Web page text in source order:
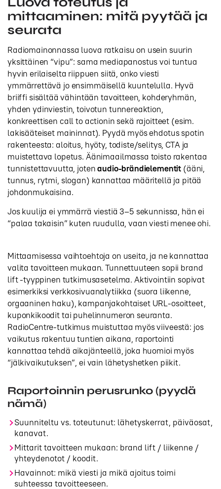
mittaaminen: mitä pyytää ja
seurata
Radiomainonnassa luova ratkaisu on usein suurin
yksittäinen “vipu”: sama mediapanostus voi tuntua
hyvin erilaiselta riippuen siitä, onko viesti
ymmärrettävä jo ensimmäisellä kuuntelulla. Hyvä
briiffi sisältää vähintään tavoitteen, kohderyhmän,
yhden ydinviestin, toivotun tunnereaktion,
konkreettisen call to actionin sekä rajoitteet (esim.
lakisääteiset maininnat). Pyydä myös ehdotus spotin
rakenteesta: aloitus, hyöty, todiste/selitys, CTA ja
muistettava lopetus. Äänimaailmassa toisto rakentaa
tunnistettavuutta, jotenaudio-brändielementit (ääni,
tunnus, rytmi, slogan) kannattaa määritellä ja pitää
johdonmukaisina.
Jos kuulija ei ymmärrä viestiä 3–5 sekunnissa, hän ei
“palaa takaisin” kuten ruudulla, vaan viesti menee ohi.
Mittaamisessa vaihtoehtoja on useita, ja ne kannattaa
valita tavoitteen mukaan. Tunnettuuteen sopii brand
lift -tyyppinen tutkimusasetelma. Aktivointiin sopivat
esimerkiksi verkkosivuanalytiikka (suora liikenne,
orgaaninen haku), kampanjakohtaiset URL-osoitteet,
kuponkikoodit tai puhelinnumeron seuranta.
RadioCentre-tutkimus muistuttaa myös viiveestä: jos
vaikutus rakentuu tuntien aikana, raportointi
kannattaa tehdä aikajänteellä, joka huomioi myös
“jälkivaikutuksen”, ei vain lähetyshetken piikit.
Raportoinnin perusrunko (pyydä
nämä)
Suunniteltu vs. toteutunut: lähetyskerrat, päiväosat,
kanavat.
Mittarit tavoitteen mukaan: brand lift / liikenne /
yhteydenotot / koodit.
Havainnot: mikä viesti ja mikä ajoitus toimi
suhteessa tavoitteeseen.